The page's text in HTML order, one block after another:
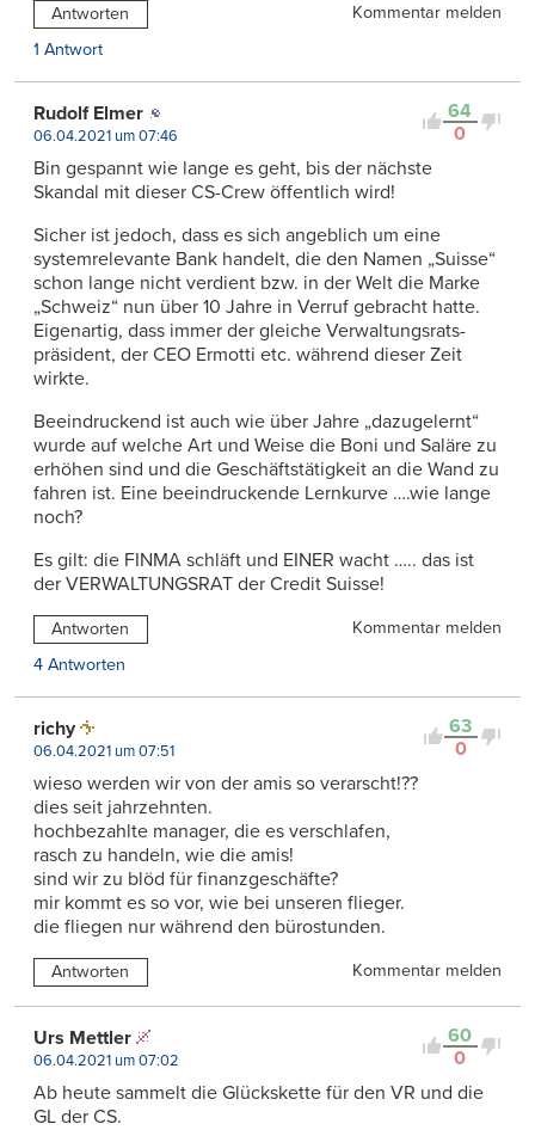
Antworten
Kommentar melden
1 Antwort
64
0
Rudolf Elmer
06.04.2021 um 07:46
Bin gespannt wie lange es geht, bis der nächste
Skandal mit dieser CS-Crew öffentlich wird!
Sicher ist jedoch, dass es sich angeblich um eine
systemrelevante Bank handelt, die den Namen „Suisse“
schon lange nicht verdient bzw. in der Welt die Marke
„Schweiz“ nun über 10 Jahre in Verruf gebracht hatte.
Eigenartig, dass immer der gleiche Verwaltungsrats-
präsident, der CEO Ermotti etc. während dieser Zeit
wirkte.
Beeindruckend ist auch wie über Jahre „dazugelernt“
wurde auf welche Art und Weise die Boni und Saläre zu
erhöhen sind und die Geschäftstätigkeit an die Wand zu
fahren ist. Eine beeindruckende Lernkurve ….wie lange
noch?
Es gilt: die FINMA schläft und EINER wacht ….. das ist
der VERWALTUNGSRAT der Credit Suisse!
Antworten
Kommentar melden
4 Antworten
63
0
richy
06.04.2021 um 07:51
wieso werden wir von der amis so verarscht!??
dies seit jahrzehnten.
hochbezahlte manager, die es verschlafen,
rasch zu handeln, wie die amis!
sind wir zu blöd für finanzgeschäfte?
mir kommt es so vor, wie bei unseren flieger.
die fliegen nur während den bürostunden.
Antworten Kommentar melden
60
0
Urs Mettler
06.04.2021 um 07:02
Ab heute sammelt die Glückskette für den VR und die
GL der CS.